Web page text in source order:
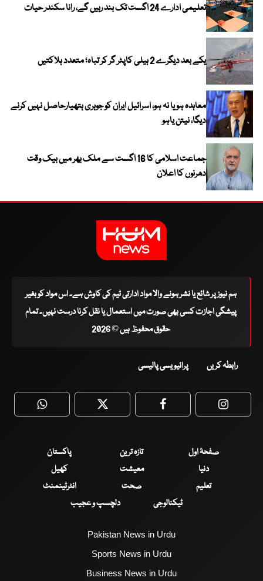
تعلیمی ادارے 24 اگست تک بند رہیں گے، رانا سکندر حیات
یکے بعد دیگرے 2 ہیلی کاپٹر گر کر تباہ؛ متعدد ہلاکتیں
معاہدہ ہو یا نہ ہو، اسرائیل ایران کو جوہری ہتھیارحاصل نہیں کرنے
دیگا، نیتن یاہو
جماعت اسلامی کا 16 اگست سے ملک بھر میں بیک وقت
دھرنوں کا اعلان
ہم نیوز پر شائع یا نشر ہونے والا مواد ادارتی ٹیم کی کاوش ہے۔ اس مواد کو بغیر
پیشگی اجازت کسی بھی صورت میں استعمال یا نقل کرنا درست نہیں۔ تمام
حقوق محفوظ ہیں © 2026
رابطہ کریں پرائیویسی پالیسی
WhatsApp Twitter Facebook
صفحۂ اول تازہ ترین
پاکستان
دنیا
معیشت
کھیل
تعلیم
صحت
انٹرٹینمنٹ
ٹیکنالوجی
دلچسپ و عجیب
Pakistan News in Urdu
Sports News in Urdu
Business News in Urdu